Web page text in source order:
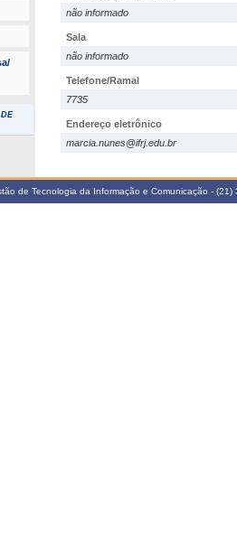
não informado
Sala
não informado
Telefone/Ramal
7735
Endereço eletrônico
marcia.nunes@ifrj.edu.br
de Tecnologia da Informação e Comunicação -